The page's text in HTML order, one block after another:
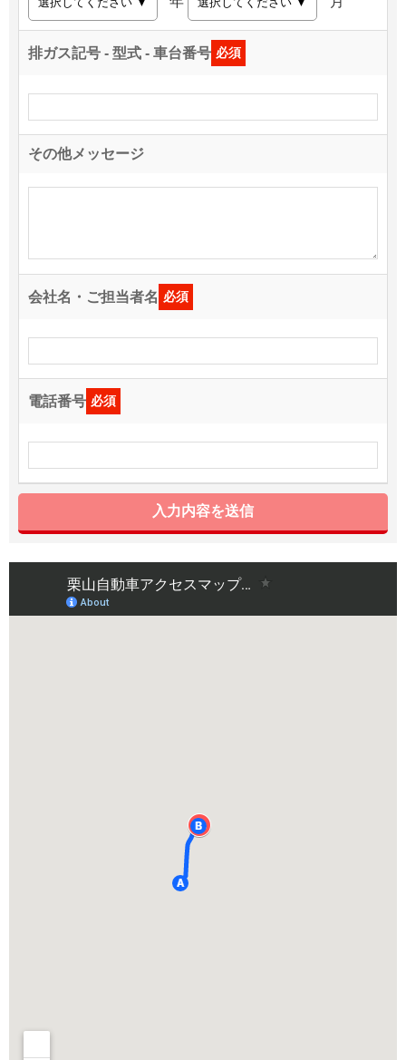
排ガス記号 - 型式 - 車台番号 必須
その他メッセージ
会社名・ご担当者名 必須
電話番号 必須
入力内容を送信